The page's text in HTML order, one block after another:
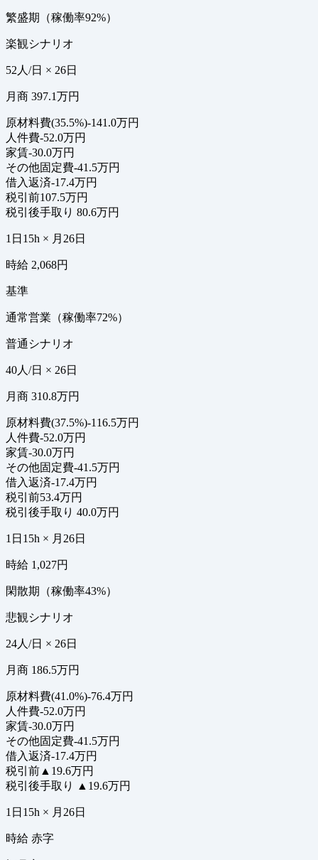
繁盛期（稼働率92%）
楽観シナリオ
52人/日 × 26日
月商 397.1万円
原材料費(35.5%)-141.0万円
人件費-52.0万円
家賃-30.0万円
その他固定費-41.5万円
借入返済-17.4万円
税引前107.5万円
税引後手取り 80.6万円
1日15h × 月26日
時給 2,068円
基準
通常営業（稼働率72%）
普通シナリオ
40人/日 × 26日
月商 310.8万円
原材料費(37.5%)-116.5万円
人件費-52.0万円
家賃-30.0万円
その他固定費-41.5万円
借入返済-17.4万円
税引前53.4万円
税引後手取り 40.0万円
1日15h × 月26日
時給 1,027円
閑散期（稼働率43%）
悲観シナリオ
24人/日 × 26日
月商 186.5万円
原材料費(41.0%)-76.4万円
人件費-52.0万円
家賃-30.0万円
その他固定費-41.5万円
借入返済-17.4万円
税引前 ▲19.6万円
税引後手取り
▲19.6万円
1日15h × 月26日
時給 赤字